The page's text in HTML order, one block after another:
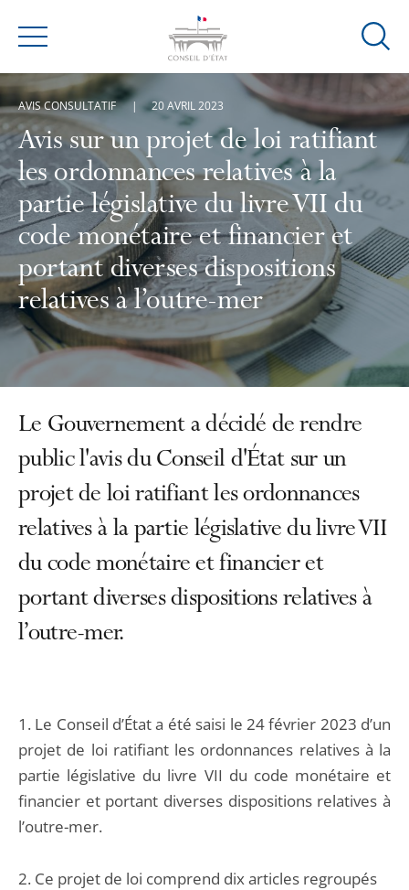
Menu
Ouvrir
de
Avis sur un projet de loi ratifiant
les ordonnances relatives à la
partie législative du livre VII du
code monétaire et financier et
portant diverses dispositions
relatives à l’outre-mer
AVIS CONSULTATIF 20 AVRIL 2023
Le Gouvernement a décidé de rendre
public l'avis du Conseil d'État sur un
projet de loi ratifiant les ordonnances
relatives à la partie législative du livre VII
du code monétaire et financier et
portant diverses dispositions relatives à
l’outre-mer.
1. Le Conseil d’État a été saisi le 24 février 2023 d’un
projet de loi ratifiant les ordonnances relatives à la
partie législative du livre VII du code monétaire et
financier et portant diverses dispositions relatives à
l’outre-mer.
2. Ce projet de loi comprend dix articles regroupés